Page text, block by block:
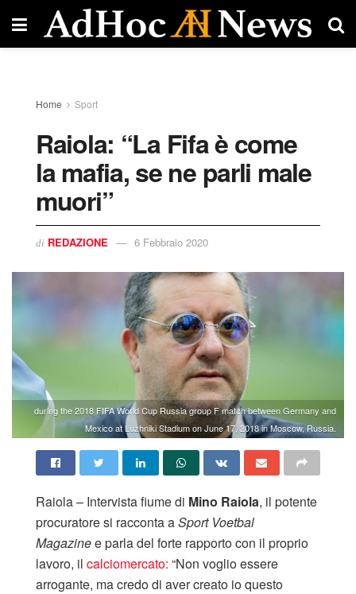
Home Sport
Raiola: “La Fifa è come
la mafia, se ne parli male
muori”
di REDAZIONE 6 Febbraio 2020
during the 2018 FIFA World Cup Russia group F match between Germany and
Mexico at Luzhniki Stadium on June 17, 2018 in Moscow, Russia.
Raiola – Intervista fiume di Mino Raiola, il potente
procuratore si racconta aSport Voetbal
Magazinee parla del forte rapporto con il proprio
lavoro, il calciomercato: “Non voglio essere
arrogante, ma credo di aver creato io questo